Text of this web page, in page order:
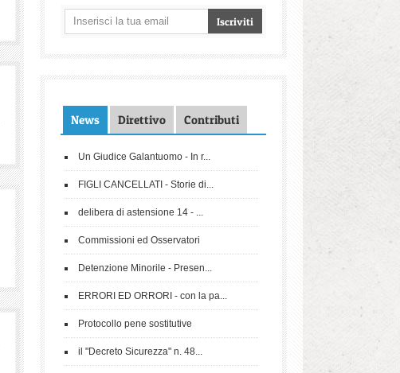
News Direttivo Contributi
Un Giudice Galantuomo - In r...
FIGLI CANCELLATI - Storie di...
delibera di astensione 14 - ...
Commissioni ed Osservatori
Detenzione Minorile - Presen...
ERRORI ED ORRORI - con la pa...
Protocollo pene sostitutive
il "Decreto Sicurezza" n. 48...